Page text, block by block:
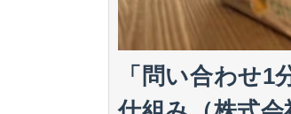
「問い合わせ